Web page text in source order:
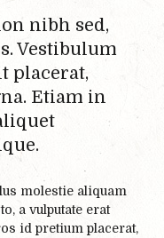
nibh sed,
Vestibulum
placerat,
Etiam in
molestie aliquam
a vulputate erat
id pretium placerat,